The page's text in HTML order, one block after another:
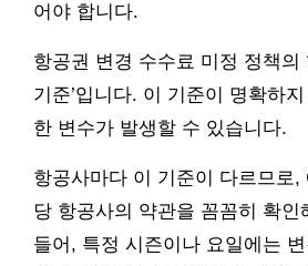
어야 합니다.
항공권 변경 수수료 미정 정책의
기준’입니다. 이 기준이 명확하
한 변수가 발생할 수 있습니다.
항공사마다 이 기준이 다르므로,
당 항공사의 약관을 꼼꼼히 확인
들어, 특정 시즌이나 요일에는